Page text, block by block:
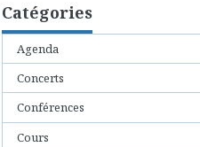
Catégories
Agenda
Concerts
Conférences
Cours